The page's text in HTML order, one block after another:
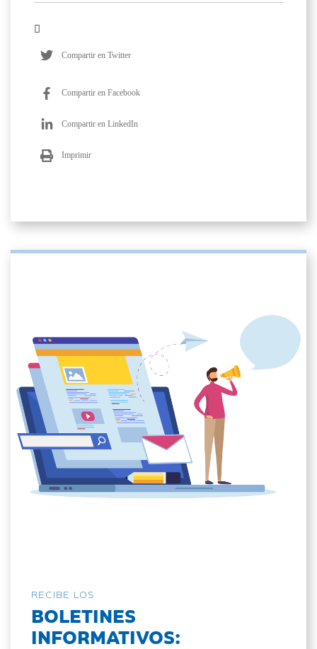
Compartir en Twitter
Compartir en Facebook
Compartir en LinkedIn
Imprimir
RECIBE LOS
BOLETINES
INFORMATIVOS: